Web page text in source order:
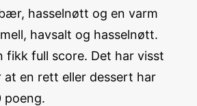
hasselnøtt og en varm
havsalt og hasselnøtt.
fikk full score. Det har visst
at en rett eller dessert har
poeng.